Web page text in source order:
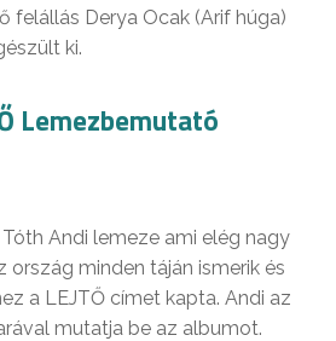
felállás Derya Ocak (Arif húga)
ki.
Lemezbemutató
Andi lemeze ami elég nagy
ország minden táján ismerik és
a LEJTŐ címet kapta. Andi az
mutatja be az albumot.